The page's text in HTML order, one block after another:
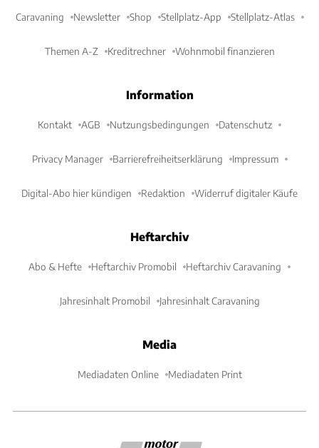
Caravaning Newsletter Shop Stellplatz-App Stellplatz-Atlas
Themen A-Z Kreditrechner Wohnmobil finanzieren
Information
Kontakt AGB Nutzungsbedingungen Datenschutz
Privacy Manager Barrierefreiheitserklärung Impressum
Digital-Abo hier kündigen Redaktion Widerruf digitaler Käufe
Heftarchiv
Abo & Hefte Heftarchiv Promobil Heftarchiv Caravaning
Jahresinhalt Promobil Jahresinhalt Caravaning
Media
Mediadaten Online Mediadaten Print